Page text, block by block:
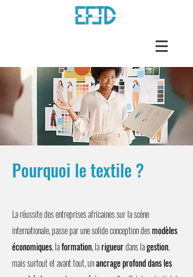
Pourquoi le textile ?
La réussite des entreprises africaines sur la scène
internationale, passe par une solide conception desmodèles
économiques, laformation, larigueurdans lagestion,
mais surtout et avant tout, unancrage profond dans les